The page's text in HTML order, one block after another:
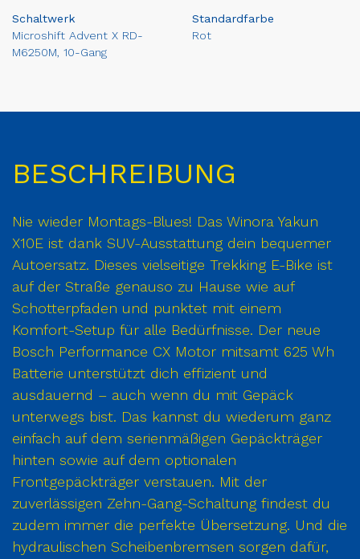
Schaltwerk
Microshift Advent X RD-
M6250M, 10-Gang
Standardfarbe
Rot
BESCHREIBUNG
Nie wieder Montags-Blues! Das Winora Yakun
X10E ist dank SUV-Ausstattung dein bequemer
Autoersatz. Dieses vielseitige Trekking E-Bike ist
auf der Straße genauso zu Hause wie auf
Schotterpfaden und punktet mit einem
Komfort-Setup für alle Bedürfnisse. Der neue
Bosch Performance CX Motor mitsamt 625 Wh
Batterie unterstützt dich effizient und
ausdauernd – auch wenn du mit Gepäck
unterwegs bist. Das kannst du wiederum ganz
einfach auf dem serienmäßigen Gepäckträger
hinten sowie auf dem optionalen
Frontgepäckträger verstauen. Mit der
zuverlässigen Zehn-Gang-Schaltung findest du
zudem immer die perfekte Übersetzung. Und die
hydraulischen Scheibenbremsen sorgen dafür,